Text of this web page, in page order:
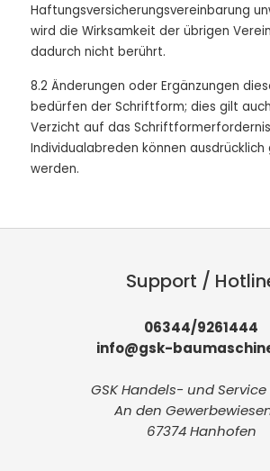
Haftungsversicherungsvereinbarung
wird die Wirksamkeit der übrigen
dadurch nicht berührt.
8.2 Änderungen oder Ergänzungen
bedürfen der Schriftform; dies gilt
Verzicht auf das
Individualabreden können
werden.
Support /
06344/9261444
info@gsk-
GSK Handels- und Service
An den
67374 Hanhofen